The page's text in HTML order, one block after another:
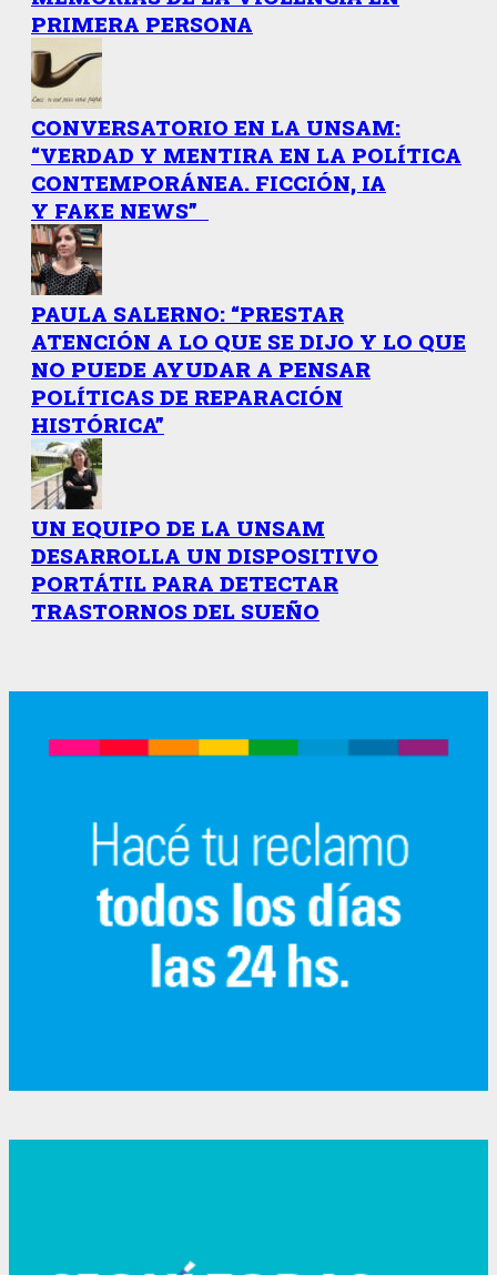
PRIMERA PERSONA
CONVERSATORIO EN LA UNSAM:
“VERDAD Y MENTIRA EN LA POLÍTICA
CONTEMPORÁNEA. FICCIÓN, IA
Y FAKE NEWS”
PAULA SALERNO: “PRESTAR
ATENCIÓN A LO QUE SE DIJO Y LO QUE
NO PUEDE AYUDAR A PENSAR
POLÍTICAS DE REPARACIÓN
HISTÓRICA”
UN EQUIPO DE LA UNSAM
DESARROLLA UN DISPOSITIVO
PORTÁTIL PARA DETECTAR
TRASTORNOS DEL SUEÑO